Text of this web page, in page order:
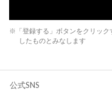
※「登録する」ボタンをクリック
したものとみなします
公式SNS